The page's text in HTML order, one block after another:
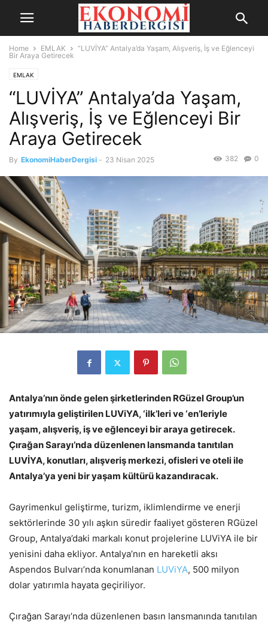
Home EMLAK
“LUVİYA” Antalya’da Yaşam, Alışveriş, İş ve Eğlenceyi
Bir Araya Getirecek
EMLAK
“LUVİYA” Antalya’da Yaşam,
Alışveriş, İş ve Eğlenceyi Bir
Araya Getirecek
By EkonomiHaberDergisi - 23 Nisan 2025 0
382
Antalya’nın önde gelen şirketlerinden RGüzel Group’un
yatırımıyla geliştirilen LUViYA, ‘ilk’leri ve ‘en’leriyle
yaşam, alışveriş, iş ve eğlenceyi bir araya getirecek.
Çırağan Sarayı’nda düzenlenen lansmanda tanıtılan
LUVİYA, konutları, alışveriş merkezi, ofisleri ve oteli ile
Antalya’ya yeni bir yaşam kültürü kazandıracak.
Gayrimenkul geliştirme, turizm, iklimlendirme ve enerji
sektörlerinde 30 yılı aşkın süredir faaliyet gösteren RGüzel
Group, Antalya’daki markalı konut projelerine LUViYA ile bir
yenisini daha ekliyor. Antalya’nın en hareketli aksı
Aspendos Bulvarı’nda konumlanan LUViYA, 500 milyon
dolar yatırımla hayata geçiriliyor.
Çırağan Sarayı’nda düzenlenen basın lansmanında tanıtılan